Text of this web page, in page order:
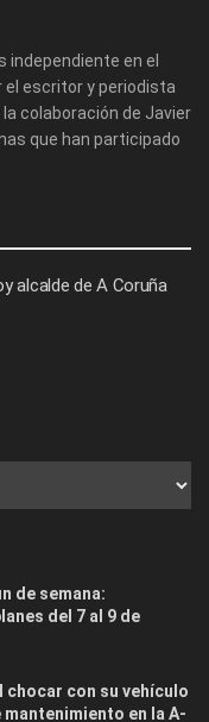
independiente en el
el escritor y periodista
colaboración de Javier
que han participado
alcalde de A Coruña
de semana:
del 7 al 9 de
chocar con su vehículo
en la A-